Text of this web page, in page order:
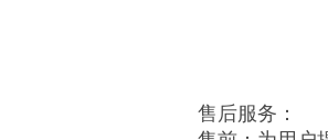
售后服务：